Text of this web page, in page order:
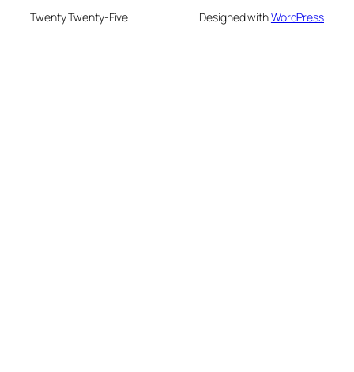
Twenty Twenty-Five Designed withWordPress